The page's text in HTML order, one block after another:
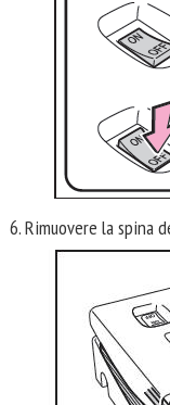
6. Rimuovere la spina